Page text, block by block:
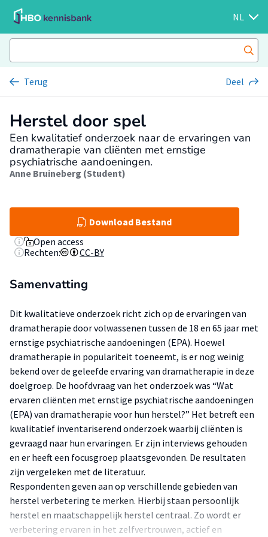
NL
Terug Deel
Herstel door spel
Een kwalitatief onderzoek naar de ervaringen van
dramatherapie van cliënten met ernstige
psychiatrische aandoeningen.
Anne Bruineberg (Student)
Download Bestand
Open access
Rechten:
CC-BY
Samenvatting
Dit kwalitatieve onderzoek richt zich op de ervaringen van
dramatherapie door volwassenen tussen de 18 en 65 jaar met
ernstige psychiatrische aandoeningen (EPA). Hoewel
dramatherapie in populariteit toeneemt, is er nog weinig
bekend over de geleefde ervaring van dramatherapie in deze
doelgroep. De hoofdvraag van het onderzoek was “Wat
ervaren cliënten met ernstige psychiatrische aandoeningen
(EPA) van dramatherapie voor hun herstel?” Het betreft een
kwalitatief inventariserend onderzoek waarbij cliënten is
gevraagd naar hun ervaringen. Er zijn interviews gehouden
en er heeft een focusgroep plaatsgevonden. De resultaten
zijn vergeleken met de literatuur.
Respondenten geven aan op verschillende gebieden van
herstel verbetering te merken. Hierbij staan persoonlijk
herstel en maatschappelijk herstel centraal. Zo wordt er
verbetering ervaren in het zelfvertrouwen, actief en